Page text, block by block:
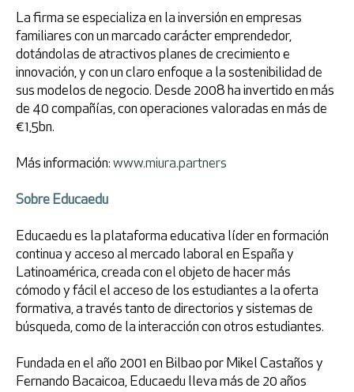
La firma se especializa en la inversión en empresas
familiares con un marcado carácter emprendedor,
dotándolas de atractivos planes de crecimiento e
innovación, y con un claro enfoque a la sostenibilidad de
sus modelos de negocio. Desde 2008 ha invertido en más
de 40 compañías, con operaciones valoradas en más de
€1,5bn.
Más información: www.miura.partners
Sobre Educaedu
Educaedu es la plataforma educativa líder en formación
continua y acceso al mercado laboral en España y
Latinoamérica, creada con el objeto de hacer más
cómodo y fácil el acceso de los estudiantes a la oferta
formativa, a través tanto de directorios y sistemas de
búsqueda, como de la interacción con otros estudiantes.
Fundada en el año 2001 en Bilbao por Mikel Castaños y
Fernando Bacaicoa, Educaedu lleva más de 20 años